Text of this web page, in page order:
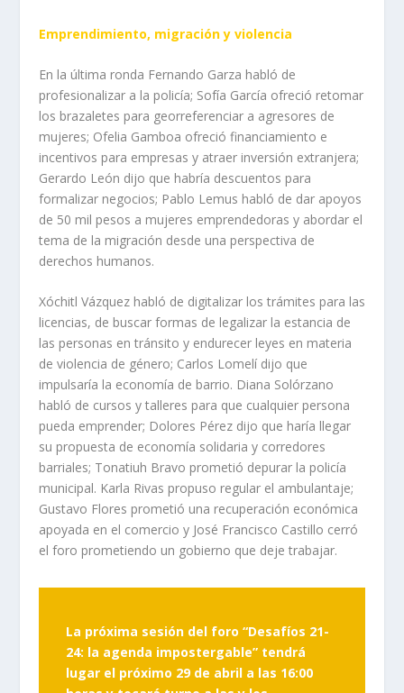
Emprendimiento, migración y violencia
En la última ronda Fernando Garza habló de
profesionalizar a la policía; Sofía García ofreció retomar
los brazaletes para georreferenciar a agresores de
mujeres; Ofelia Gamboa ofreció financiamiento e
incentivos para empresas y atraer inversión extranjera;
Gerardo León dijo que habría descuentos para
formalizar negocios; Pablo Lemus habló de dar apoyos
de 50 mil pesos a mujeres emprendedoras y abordar el
tema de la migración desde una perspectiva de
derechos humanos.
Xóchitl Vázquez habló de digitalizar los trámites para las
licencias, de buscar formas de legalizar la estancia de
las personas en tránsito y endurecer leyes en materia
de violencia de género; Carlos Lomelí dijo que
impulsaría la economía de barrio. Diana Solórzano
habló de cursos y talleres para que cualquier persona
pueda emprender; Dolores Pérez dijo que haría llegar
su propuesta de economía solidaria y corredores
barriales; Tonatiuh Bravo prometió depurar la policía
municipal. Karla Rivas propuso regular el ambulantaje;
Gustavo Flores prometió una recuperación económica
apoyada en el comercio y José Francisco Castillo cerró
el foro prometiendo un gobierno que deje trabajar.
La próxima sesión del foro “Desafíos 21-
24: la agenda impostergable” tendrá
lugar el próximo 29 de abril a las 16:00